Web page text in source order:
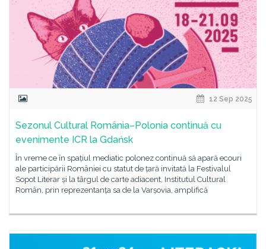
12 Sep 2025
Sezonul Cultural România–Polonia continuă cu
evenimente ICR la Gdańsk
În vreme ce în spațiul mediatic polonez continuă să apară ecouri
ale participării României cu statut de țară invitată la Festivalul
Sopot Literar și la târgul de carte adiacent, Institutul Cultural
Român, prin reprezentanța sa de la Varșovia, amplifică